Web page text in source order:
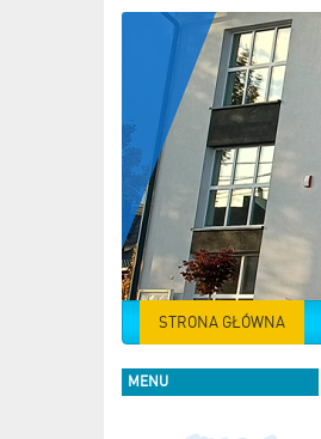
STRONA GŁÓWNA
MENU